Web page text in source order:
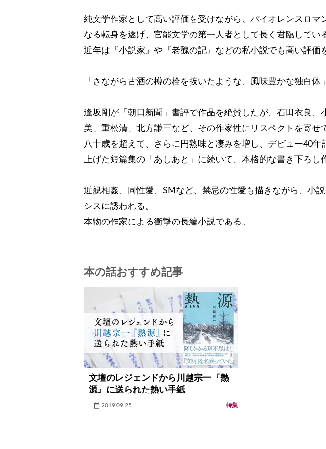
純文学作家として高い評価を受けながら、バイオレンスロマ
なる転身を遂げ、官能文学の第一人者として長く君臨してい
近年は『小説家』や『老醜の記』などの私小説でも高い評価
「さながら古酒の樽の栓を抜いたような、風味豊かな独白体」
逢坂剛が「朝日新聞」書評で作品を絶賛したが、石田衣良、
美、重松清、北方謙三など、その作家性にリスペクトを寄せ
八十歳を超えて、さらに円熟味と凄みを増し、デビュー40年
上げた短篇集の「あしあと」に続いて、本格的な書き下ろし
近親相姦、同性愛、SMなど、禁忌の性愛も描きながら、小
シスに誘われる。
本物の作家による衝撃の長編小説である。
本の話おすすめ記事
文壇のレジェンドから川越宗一『熱
源』に送られた熱い手紙
2019.09.25 特集